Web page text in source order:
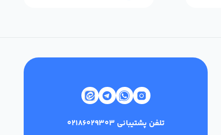
تلفن پشتیبانی 02186029303